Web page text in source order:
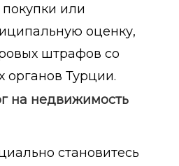
или
оценку,
штрафов со
органов Турции.
на недвижимость
становитесь